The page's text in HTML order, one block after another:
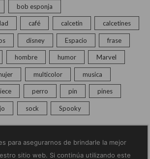
bob esponja
café calcetin calcetines
disney Espacio frase
hombre humor Marvel
multicolor musica
perro pin pines
sock Spooky
para asegurarnos de brindarle la mejor
sitio web. Si continúa utilizando este